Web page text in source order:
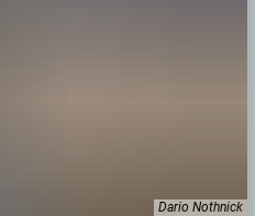
Dario Nothnick